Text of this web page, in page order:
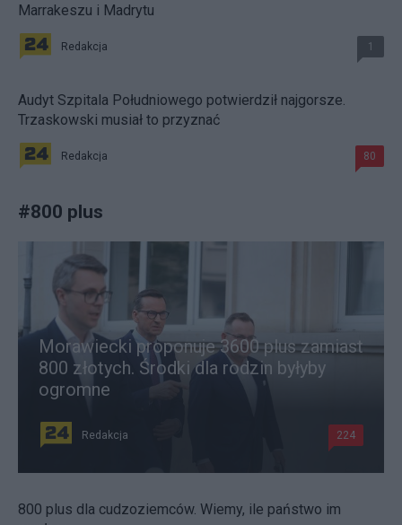
Marrakeszu i Madrytu
Redakcja 1
Audyt Szpitala Południowego potwierdził najgorsze.
Trzaskowski musiał to przyznać
Redakcja 80
#800 plus
Morawiecki proponuje 3600 plus zamiast
800 złotych. Środki dla rodzin byłyby
ogromne
Redakcja 224
800 plus dla cudzoziemców. Wiemy, ile państwo im